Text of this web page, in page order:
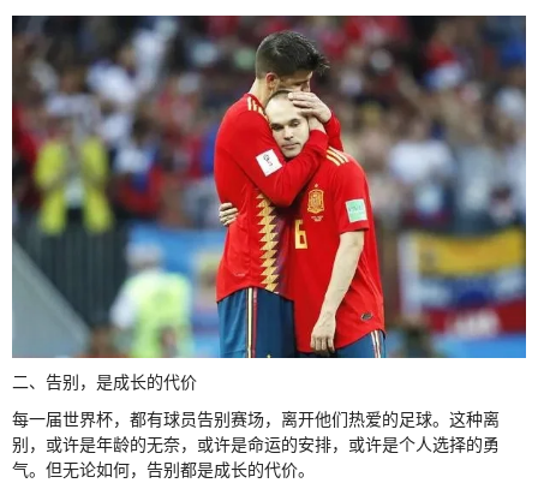
二、告别，是成长的代价
每一届世界杯，都有球员告别赛场，离开他们热爱的足球。这种离
别，或许是年龄的无奈，或许是命运的安排，或许是个人选择的勇
气。但无论如何，告别都是成长的代价。